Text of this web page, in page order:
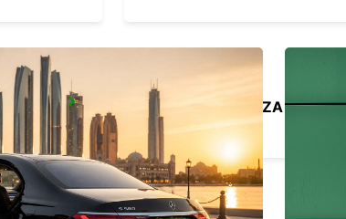
ROME EUR PIAZZA VIVONA
ROMA - ITALY